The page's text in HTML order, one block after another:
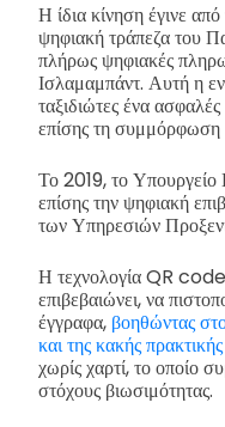
Η ίδια κίνηση έγινε
ψηφιακή τράπεζα του
πλήρως ψηφιακές
Ισλαμαμπάντ. Αυτή η
ταξιδιώτες ένα
επίσης τη συμμόρφωση
Το 2019, το
επίσης την ψηφιακή
των Υπηρεσιών
Η τεχνολογία QR code
επιβεβαιώνει, να
έγγραφα, βοηθώντας
και της κακής πρακτικής
χωρίς χαρτί, το οποίο
στόχους βιωσιμότητας.